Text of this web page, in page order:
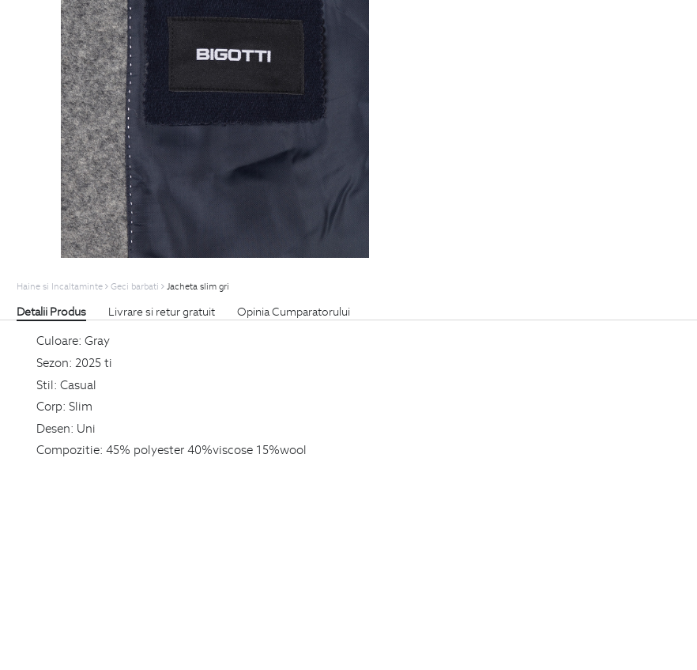
Haine si Incaltaminte Geci barbati Jacheta slim gri
Detalii Produs Livrare si retur gratuit Opinia Cumparatorului
Culoare: Gray
Sezon: 2025 ti
Stil: Casual
Corp: Slim
Desen: Uni
Compozitie: 45% polyester 40%viscose 15%wool